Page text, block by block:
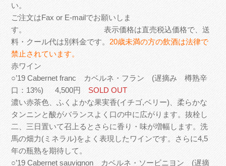
い。
ご注文はFax or E-mailでお願いしま
す。 表示価格は直売税込価格で、送
料・クール代は別料金です。20歳未満の方の飲酒は法律で
禁止されています。
赤ワイン
○’19 Cabernet franc カベルネ・フラン (遅摘み 樽熟辛
口：13%) 4,500円SOLD OUT
濃い赤茶色、ふくよかな果実香(イチゴ,ベリー)、柔らかな
タンニンと酸がバランスよく口の中に広がります。抜栓し
二、三日置いて召上るとさらに香り・味が増幅します。洗
馬の畑力(ミネラル)をよく表現したワインです。さらに4,5
年の瓶熟を期待して。
○’19 Cabernet sauvignon カベルネ・ソービニヨン (遅摘